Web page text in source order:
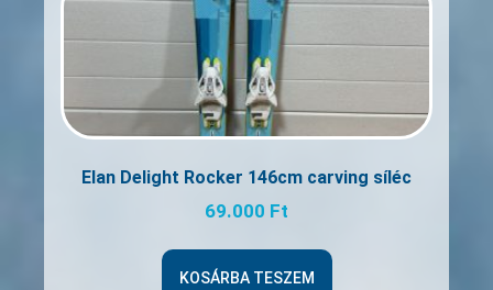
Elan Delight Rocker 146cm carving síléc
69.000 Ft
KOSÁRBA TESZEM